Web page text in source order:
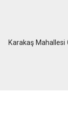
Karakaş